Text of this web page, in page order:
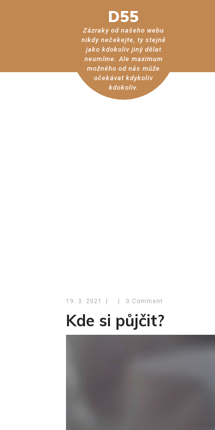
D55
Zázraky od našeho webu
nikdy nečekejte, ty stejně
jako kdokoliv jiný dělat
neumíme. Ale maximum
možného od nás může
očekávat kdykoliv
kdokoliv.
19. 3. 2021 0 Comment
Kde si půjčit?